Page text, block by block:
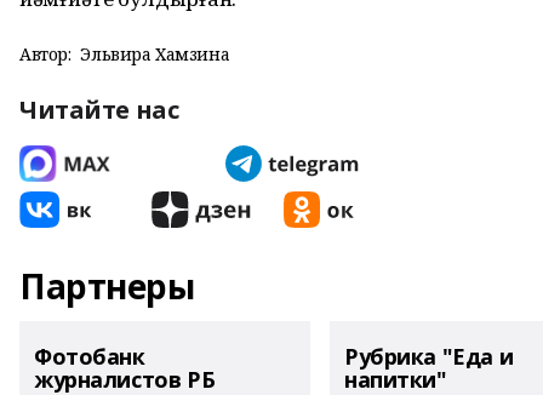
Автор: Эльвира Хамзина
Читайте нас
Партнеры
Фотобанк
журналистов РБ
Рубрика "Еда и
напитки"